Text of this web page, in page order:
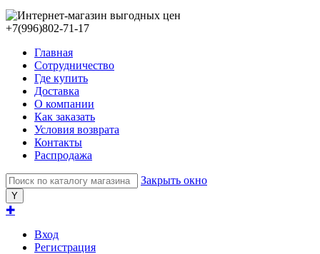
+7(996)802-71-17
Главная
Сотрудничество
Где купить
Доставка
О компании
Как заказать
Условия возврата
Контакты
Распродажа
Закрыть окно
✚
Вход
Регистрация